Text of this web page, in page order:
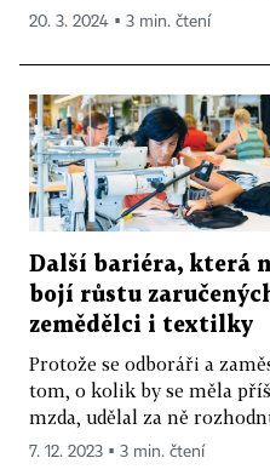
20. 3. 2024 ▪ 3 min. čtení
Další bariéra, která
bojí růstu
zemědělci i textilky
Protože se odboráři a
tom, o kolik by se měla
mzda, udělal za ně
7. 12. 2023 ▪ 3 min. čtení